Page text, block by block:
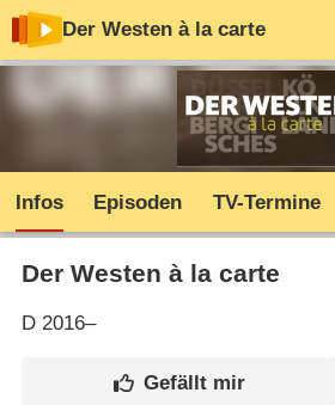
Der Westen à la carte
Infos Episoden TV-Termine
Der Westen à la carte
D2016–